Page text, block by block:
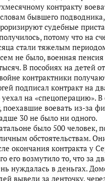
контракту
бывшего
судебные
потому что на
стали тяжелым
не было, военная
В пособиях на детей
контрактники
подписал контракт на
уехал на «спецоперацию».
поехавшие воевать из-за
30 не было ни одного.
было 500 человек,
обстоятельствам.
окончания контракта у
его возмутило то, что за
нуждалась в деньгах.
вывели за ленточку,